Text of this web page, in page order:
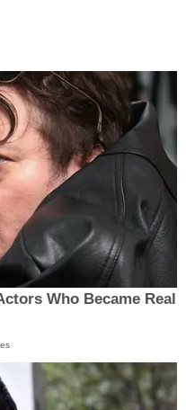
Who Became Real